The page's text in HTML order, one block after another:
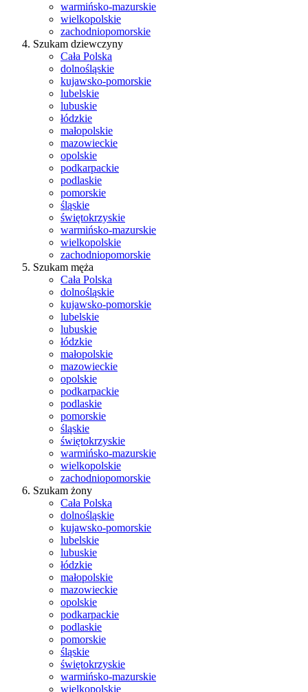
warmińsko-mazurskie
wielkopolskie
zachodniopomorskie
Szukam dziewczyny
Cała Polska
dolnośląskie
kujawsko-pomorskie
lubelskie
lubuskie
łódzkie
małopolskie
mazowieckie
opolskie
podkarpackie
podlaskie
pomorskie
śląskie
świętokrzyskie
warmińsko-mazurskie
wielkopolskie
zachodniopomorskie
Szukam męża
Cała Polska
dolnośląskie
kujawsko-pomorskie
lubelskie
lubuskie
łódzkie
małopolskie
mazowieckie
opolskie
podkarpackie
podlaskie
pomorskie
śląskie
świętokrzyskie
warmińsko-mazurskie
wielkopolskie
zachodniopomorskie
Szukam żony
Cała Polska
dolnośląskie
kujawsko-pomorskie
lubelskie
lubuskie
łódzkie
małopolskie
mazowieckie
opolskie
podkarpackie
podlaskie
pomorskie
śląskie
świętokrzyskie
warmińsko-mazurskie
wielkopolskie